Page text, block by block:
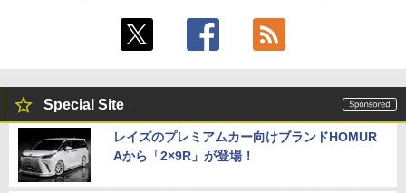
Special Site
レイズのプレミアムカー向けブランドHOMUR
Aから「2×9R」が登場！